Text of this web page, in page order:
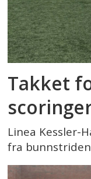
Takket
Linea Kessler-
fra